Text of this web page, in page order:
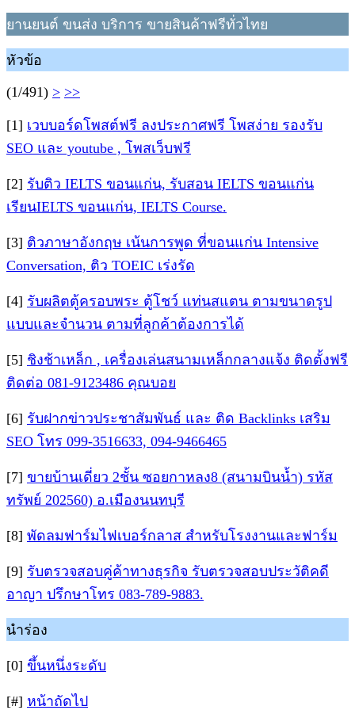
ยานยนต์ ขนส่ง บริการ ขายสินค้าฟรีทั่วไทย
หัวข้อ
(1/491) > >>
[1] เวบบอร์ดโพสต์ฟรี ลงประกาศฟรี โพสง่าย รองรับ
SEO และ youtube , โพสเว็บฟรี
[2] รับติว IELTS ขอนแก่น, รับสอน IELTS ขอนแก่น
เรียนIELTS ขอนแก่น, IELTS Course.
[3] ติวภาษาอังกฤษ เน้นการพูด ที่ขอนแก่น Intensive
Conversation, ติว TOEIC เร่งรัด
[4] รับผลิตตู้ครอบพระ ตู้โชว์ แท่นสแตน ตามขนาดรูป
แบบและจำนวน ตามที่ลูกค้าต้องการได้
[5] ชิงช้าเหล็ก , เครื่องเล่นสนามเหล็กกลางแจ้ง ติดตั้งฟรี
ติดต่อ 081-9123486 คุณบอย
[6] รับฝากข่าวประชาสัมพันธ์ และ ติด Backlinks เสริม
SEO โทร 099-3516633, 094-9466465
[7] ขายบ้านเดี่ยว 2ชั้น ซอยกาหลง8 (สนามบินน้ำ) รหัส
ทรัพย์ 202560) อ.เมืองนนทบุรี
[8] พัดลมฟาร์มไฟเบอร์กลาส สำหรับโรงงานและฟาร์ม
[9] รับตรวจสอบคู่ค้าทางธุรกิจ รับตรวจสอบประวัติคดี
อาญา ปรึกษาโทร 083-789-9883.
นำร่อง
[0] ขึ้นหนึ่งระดับ
[#] หน้าถัดไป